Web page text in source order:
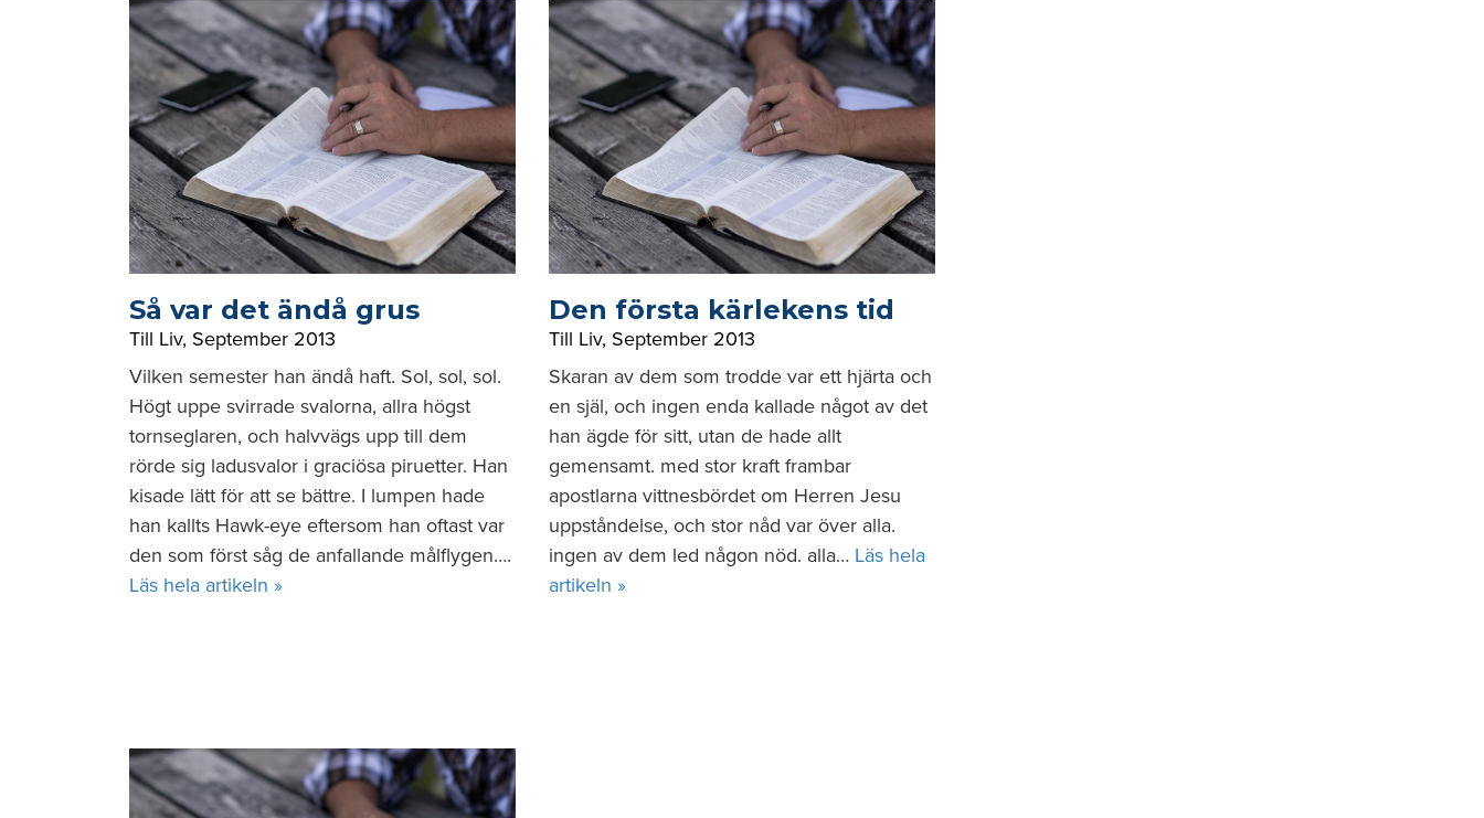
Så var det ändå grus
Till Liv, September 2013
Vilken semester han ändå haft. Sol, sol, sol.
Högt uppe svirrade svalorna, allra högst
tornseglaren, och halvvägs upp till dem
rörde sig ladusvalor i graciösa piruetter. Han
kisade lätt för att se bättre. I lumpen hade
han kallts Hawk-eye eftersom han oftast var
den som först såg de anfallande målflygen….
Läs hela artikeln »
Den första kärlekens tid
Till Liv, September 2013
Skaran av dem som trodde var ett hjärta och
en själ, och ingen enda kallade något av det
han ägde för sitt, utan de hade allt
gemensamt. med stor kraft frambar
apostlarna vittnesbördet om Herren Jesu
uppståndelse, och stor nåd var över alla.
ingen av dem led någon nöd. alla… Läs hela
artikeln »